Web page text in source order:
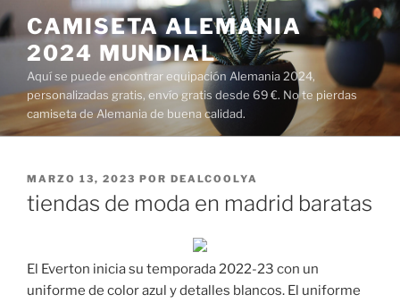
Saltar
al
contenido
CAMISETA ALEMANIA
2024 MUNDIAL
Aquí se puede encontrar equipación Alemania 2024,
personalizadas gratis, envío gratis desde 69 €. No te pierdas
camiseta de Alemania de buena calidad.
PUBLICADO
EL
MARZO 13, 2023 POR DEALCOOLYA
tiendas de moda en madrid baratas
El Everton inicia su temporada 2022-23 con un
uniforme de color azul y detalles blancos. El uniforme